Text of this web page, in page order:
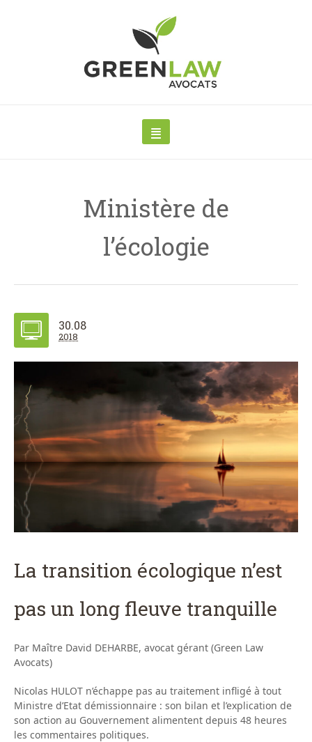
Ministère de
l’écologie
30.08
2018
La transition écologique n’est
pas un long fleuve tranquille
Par Maître David DEHARBE, avocat gérant (Green Law
Avocats)
Nicolas HULOT n’échappe pas au traitement infligé à tout
Ministre d’Etat démissionnaire : son bilan et l’explication de
son action au Gouvernement alimentent depuis 48 heures
les commentaires politiques.